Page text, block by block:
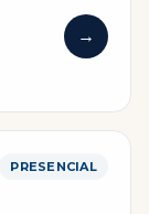
→
PRESENCIAL